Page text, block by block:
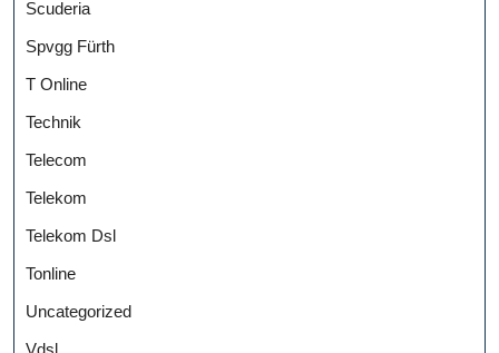
Scuderia
Spvgg Fürth
T Online
Technik
Telecom
Telekom
Telekom Dsl
Tonline
Uncategorized